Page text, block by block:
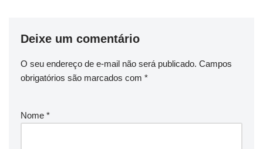
Deixe um comentário
O seu endereço de e-mail não será publicado. Campos
obrigatórios são marcados com *
Nome *